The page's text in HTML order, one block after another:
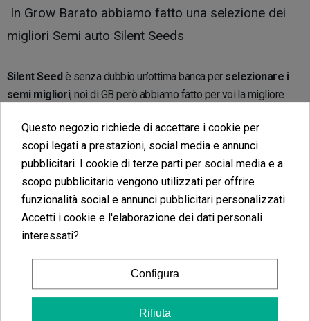
In Grow Barato abbiamo fatto una selezione dei
migliori Semi auto Silent Seeds
Silent Seedè senza dubbio un’ottima banca per selezionare i
semi migliori, noi di GB però abbiamo fatto per voi la migliore
troverai, senza esagerare, i migliori semi autofiorenti attualmente
sul mercato.
Trovate i semi più eccezionali della nuova Dinafem,
Silent Seeds
Silent Seeds e della vecchia Dinafem
adatta alle tue necessità.
Questo negozio richiede di accettare i cookie per
scopi legati a prestazioni, social media e annunci
pubblicitari. I cookie di terze parti per social media e a
scopo pubblicitario vengono utilizzati per offrire
funzionalità social e annunci pubblicitari personalizzati.
Accetti i cookie e l'elaborazione dei dati personali
interessati?
Configura
Rifiuta